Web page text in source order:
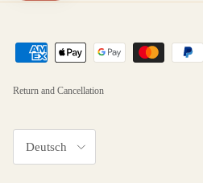
Return and Cancellation
Deutsch